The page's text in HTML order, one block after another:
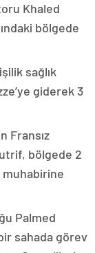
Khaled
bölgede
sağlık
giderek 3
Fransız
bölgede 2
muhabirine
Palmed
sahada görev